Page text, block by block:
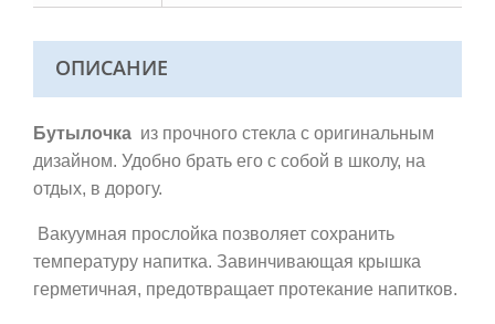
ОПИСАНИЕ
Бутылочка из прочного стекла с оригинальным
дизайном. Удобно брать его с собой в школу, на
отдых, в дорогу.
Вакуумная прослойка позволяет сохранить
температуру напитка. Завинчивающая крышка
герметичная, предотвращает протекание напитков.